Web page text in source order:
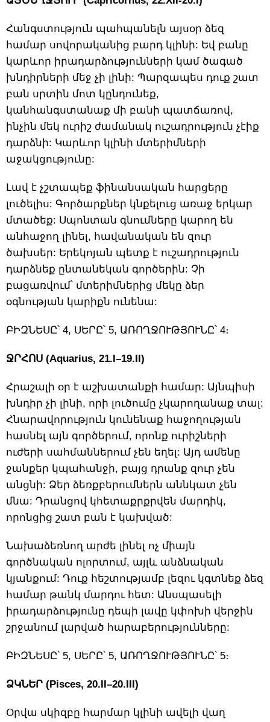
Հանգստություն պահպանելն այսօր ձեզ
համար սովորականից բարդ կլինի: Եվ բանը
կարևոր իրադարձությունների կամ ծագած
խնդիրների մեջ չի լինի: Պարզապես դուք շատ
բան սրտին մոտ կընդունեք,
կանհանգստանաք մի բանի պատճառով,
ինչին մեկ ուրիշ ժամանակ ուշադրություն չէիք
դարձնի: Կարևոր կլինի մտերիմների
աջակցությունը:
Լավ է չշտապեք ֆինանսական հարցերը
լուծելիս: Գործարքներ կնքելուց առաջ երկար
մտածեք: Սպոնտան գնումները կարող են
անհաջող լինել, հավանական են զուր
ծախսեր: Երեկոյան պետք է ուշադրություն
դարձնեք ընտանեկան գործերին: Չի
բացառվում՝ մտերիմներից մեկը ձեր
օգնության կարիքն ունենա:
ԲԻԶՆԵՍԸ՝ 4, ՍԵՐԸ՝ 5, ԱՌՈՂՋՈՒԹՅՈՒՆԸ՝ 4։
ՋՐՀՈՍ (Aquarius, 21.I–19.II)
Հրաշալի օր է աշխատանքի համար: Այնպիսի
խնդիր չի լինի, որի լուծումը չկարողանաք տալ:
Հնարավորություն կունենաք հաջողության
հասնել այն գործերում, որոնք ուրիշների
ուժերի սահմաններում չեն եղել: Այդ ամենը
ջանքեր կպահանջի, բայց դրանք զուր չեն
անցնի: Ձեր ձեռքբերումներն աննկատ չեն
մնա: Դրանցով կհետաքրքրվեն մարդիկ,
որոնցից շատ բան է կախված:
Նախաձեռնող արժե լինել ոչ միայն
գործնական ոլորտում, այլև անձնական
կյանքում: Դուք հեշտությամբ լեզու կգտնեք ձեզ
համար թանկ մարդու հետ: Անսպասելի
իրադարձությունը դեպի լավը կփոխի վերջին
շրջանում լարված հարաբերությունները:
ԲԻԶՆԵՍԸ՝ 5, ՍԵՐԸ՝ 5, ԱՌՈՂՋՈՒԹՅՈՒՆԸ՝ 5։
ՁԿՆԵՐ (Pisces, 20.II–20.III)
Օրվա սկիզբը հարմար կլինի ավելի վաղ